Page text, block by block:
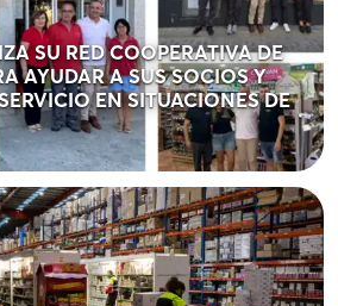
SU RED COOPERATIVA DE
AYUDAR A SUS SOCIOS Y
EN SITUACIONES DE